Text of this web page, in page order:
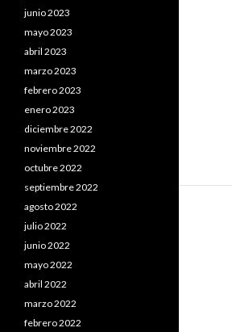
junio 2023
mayo 2023
abril 2023
marzo 2023
febrero 2023
enero 2023
diciembre 2022
noviembre 2022
octubre 2022
septiembre 2022
agosto 2022
julio 2022
junio 2022
mayo 2022
abril 2022
marzo 2022
febrero 2022